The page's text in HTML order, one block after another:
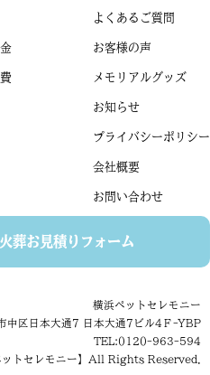
よくあるご質問
お客様の声
メモリアルグッズ
お知らせ
プライバシーポリシー
会社概要
お問い合わせ
火葬お見積りフォーム
横浜ペットセレモニー
区日本大通7 日本大通7ビル4Ｆ-YBP
TEL:0120-963-594
トセレモニー】All Rights Reserved.